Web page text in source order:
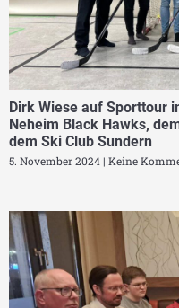
Dirk Wiese auf Sporttour
Neheim Black Hawks,
dem Ski Club Sundern
5. November 2024 Keine